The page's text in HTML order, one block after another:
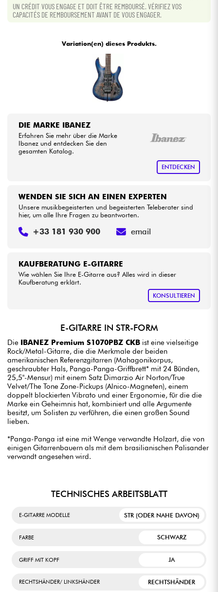
Bundle
UN CRÉDIT VOUS ENGAGE ET DOIT ÊTRE REMBOURSÉ. VÉRIFIEZ VOS
CAPACITÉS DE REMBOURSEMENT AVANT DE VOUS ENGAGER.
Variation(en) dieses Produkts.
DIE MARKE IBANEZ
Erfahren Sie mehr über die Marke
Ibanez und entdecken Sie den
gesamten Katalog.
ENTDECKEN
KAUFBERATUNG E-GITARRE
Wie wählen Sie Ihre E-Gitarre aus? Alles wird in dieser
Kaufberatung erklärt.
KONSULTIEREN
WENDEN SIE SICH AN EINEN EXPERTEN
Unsere musikbegeisterten und begeisterten Teleberater sind
hier, um alle Ihre Fragen zu beantworten.
+33 181 930 900 email
E-GITARRE IN STR-FORM
Die IBANEZ Premium S1070PBZ CKB ist eine vielseitige
Rock/Metal-Gitarre, die die Merkmale der beiden
amerikanischen Referenzgitarren (Mahagonikorpus,
geschraubter Hals, Panga-Panga-Griffbrett* mit 24 Bünden,
25,5"-Mensur) mit einem Satz Dimarzio Air Norton/True
Velvet/The Tone Zone-Pickups (Alnico-Magneten), einem
doppelt blockierten Vibrato und einer Ergonomie, für die die
Marke ein Geheimnis hat, kombiniert und alle Argumente
besitzt, um Solisten zu verführen, die einen großen Sound
lieben.
*Panga-Panga ist eine mit Wenge verwandte Holzart, die von
einigen Gitarrenbauern als mit dem brasilianischen Palisander
verwandt angesehen wird.
TECHNISCHES ARBEITSBLATT
E-GITARRE MODELLE STR (ODER NAHE DAVON)
FARBE SCHWARZ
GRIFF MIT KOPF JA
RECHTSHÄNDER/ LINKSHÄNDER RECHTSHÄNDER